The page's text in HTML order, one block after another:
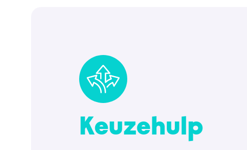
Keuzehulp